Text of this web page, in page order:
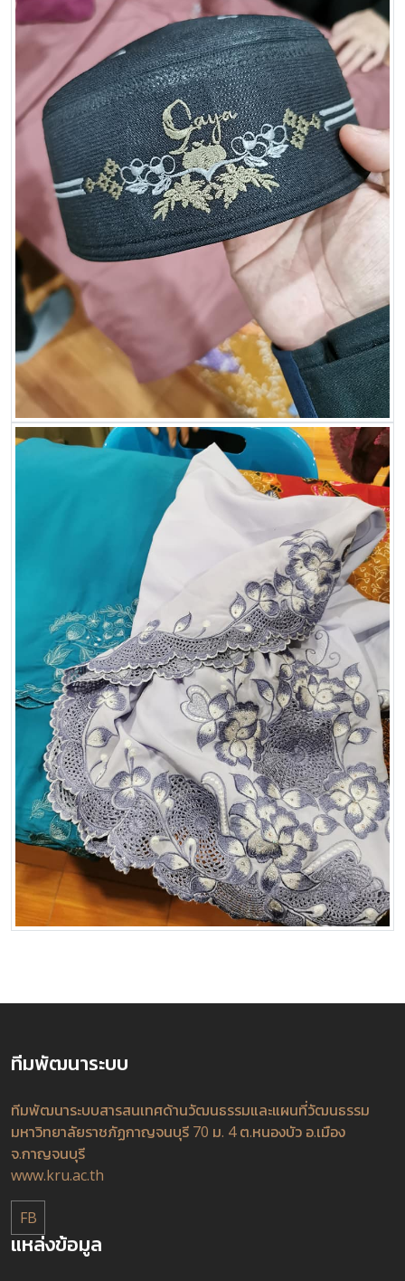
ทีมพัฒนาระบบ
ทีมพัฒนาระบบสารสนเทศด้านวัฒนธรรมและแผนที่วัฒนธรรม
มหาวิทยาลัยราชภัฏกาญจนบุรี 70 ม. 4 ต.หนองบัว อ.เมือง
จ.กาญจนบุรี
www.kru.ac.th
FB
แหล่งข้อมูล